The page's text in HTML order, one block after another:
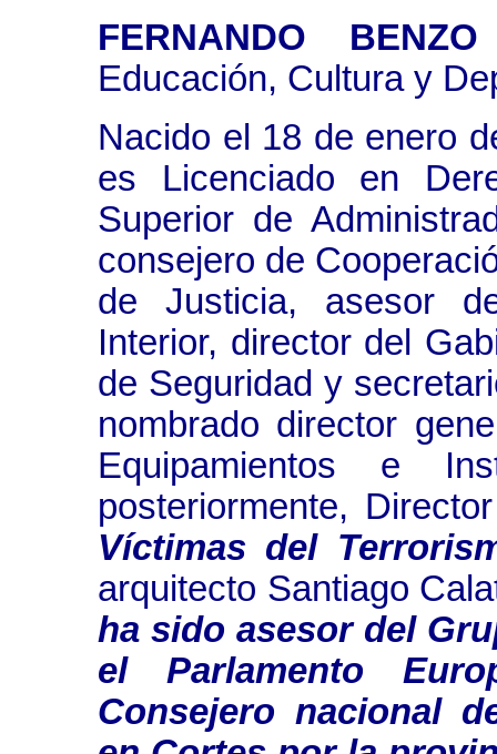
FERNANDO
Educación, Cultura y
Nacido el 18 de enero
es Licenciado en
Superior de
consejero de
de Justicia, asesor
Interior, director del
de Seguridad y
nombrado director
Equipamientos e
posteriormente,
Víctimas del
arquitecto Santiago
ha sido asesor del
el Parlamento
Consejero nacional